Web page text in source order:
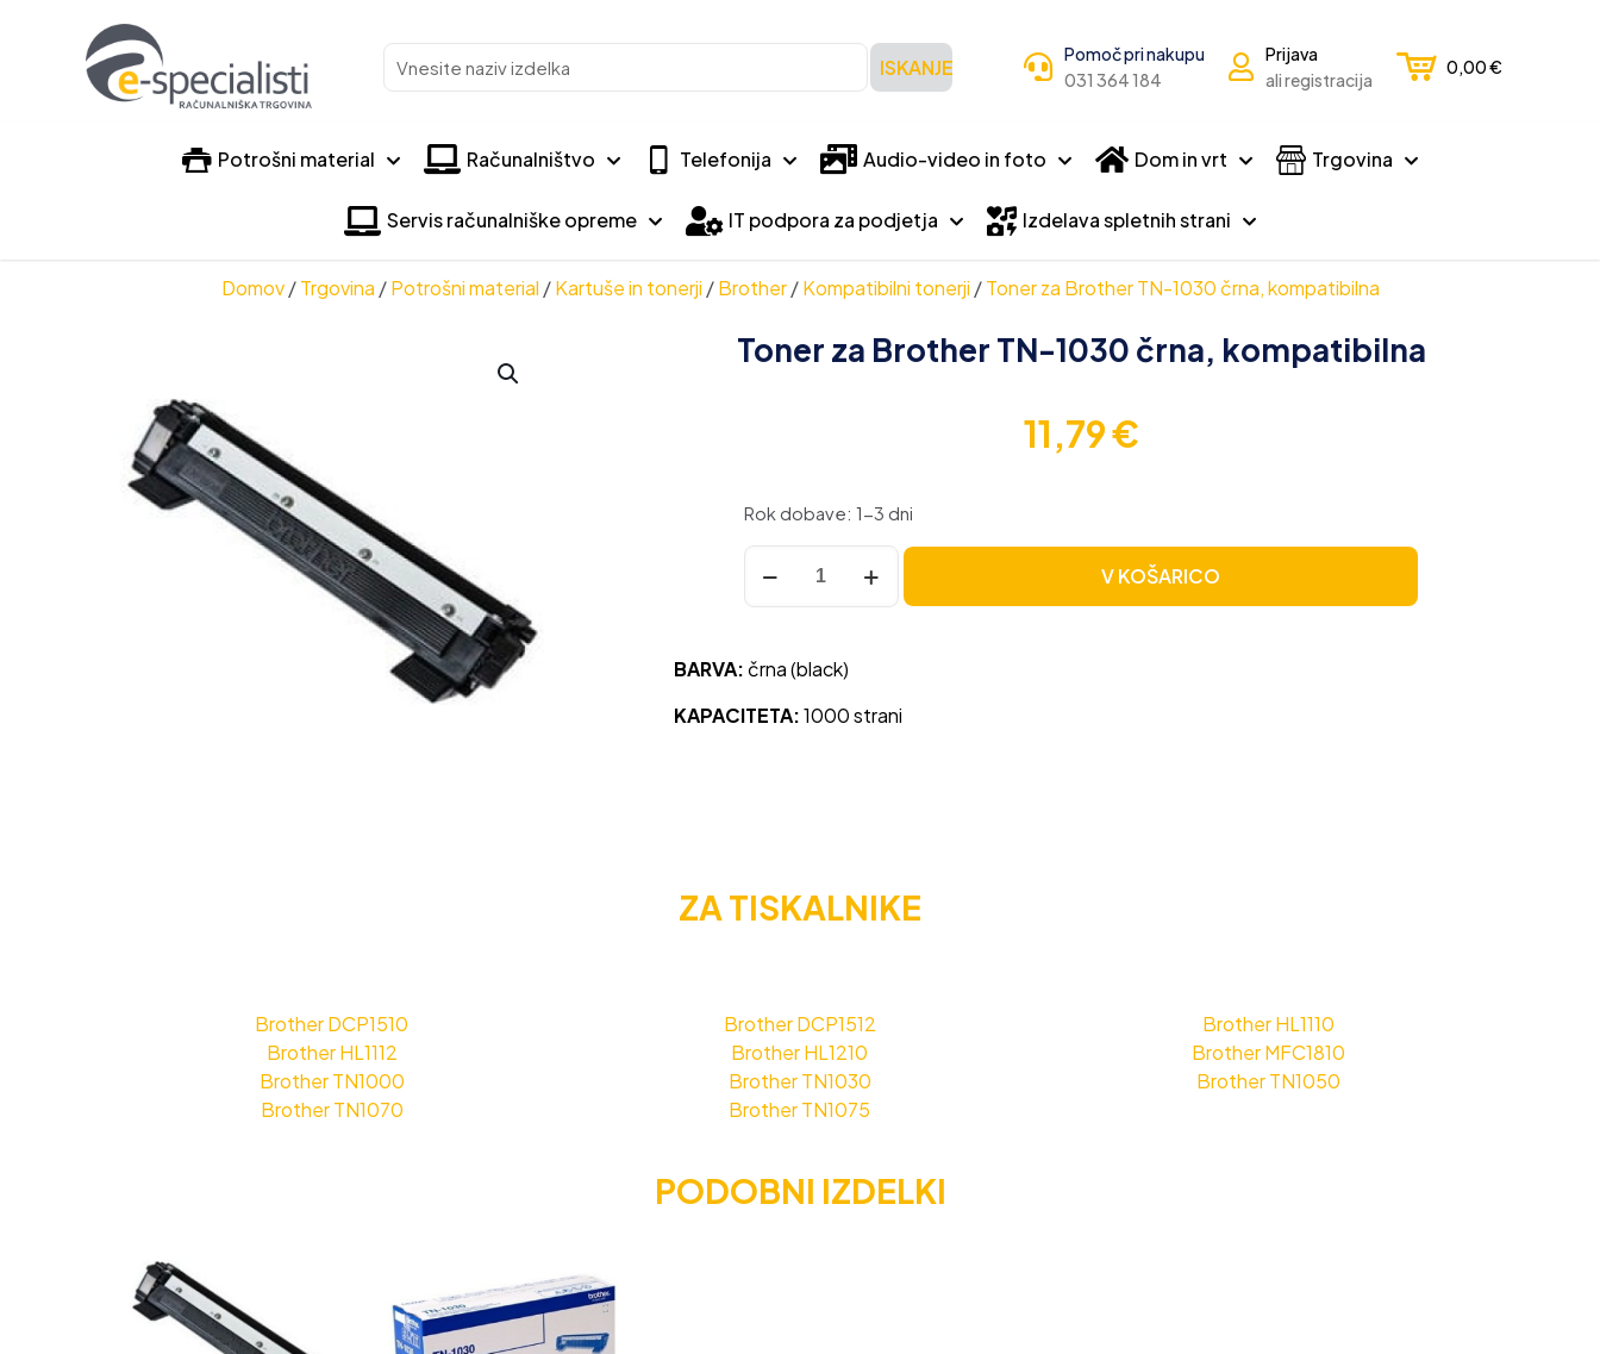
Vnesite
naziv
ISKANJE
Pomoč pri nakupu
031 364 184
Prijava
ali registracija
0,00€
Potrošni material Računalništvo Telefonija Audio-video in foto Dom in vrt Trgovina
Servis računalniške opreme IT podpora za podjetja Izdelava spletnih strani
Domov / Trgovina / Potrošni material / Kartuše in tonerji / Brother / Kompatibilni tonerji / Toner za Brother TN-1030 črna, kompatibilna
Toner za Brother TN-1030 črna, kompatibilna
11,79€
Rok dobave: 1-3 dni
Toner
za
Brother
1030
kompatibilna
V KOŠARICO
BARVA: črna (black)
KAPACITETA:1000 strani
ZA TISKALNIKE
Brother DCP1510 Brother DCP1512
Brother HL1110
Brother HL1112
Brother HL1210
Brother MFC1810
Brother TN1000
Brother TN1030
Brother TN1050
Brother TN1070
Brother TN1075
PODOBNI IZDELKI